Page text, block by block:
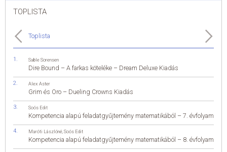
TOPLISTA
Toplista
Sable Sorensen
Dire Bound – A farkas köteléke – Dream Deluxe Kiadás
Alex Aster
Grim és Oro – Dueling Crowns Kiadás
Soós Edit
Kompetencia alapú feladatgyűjtemény matematikából – 7. évfolyam
Maróti Lászlóné Soós Edit
Kompetencia alapú feladatgyűjtemény matematikából – 8. évfolyam